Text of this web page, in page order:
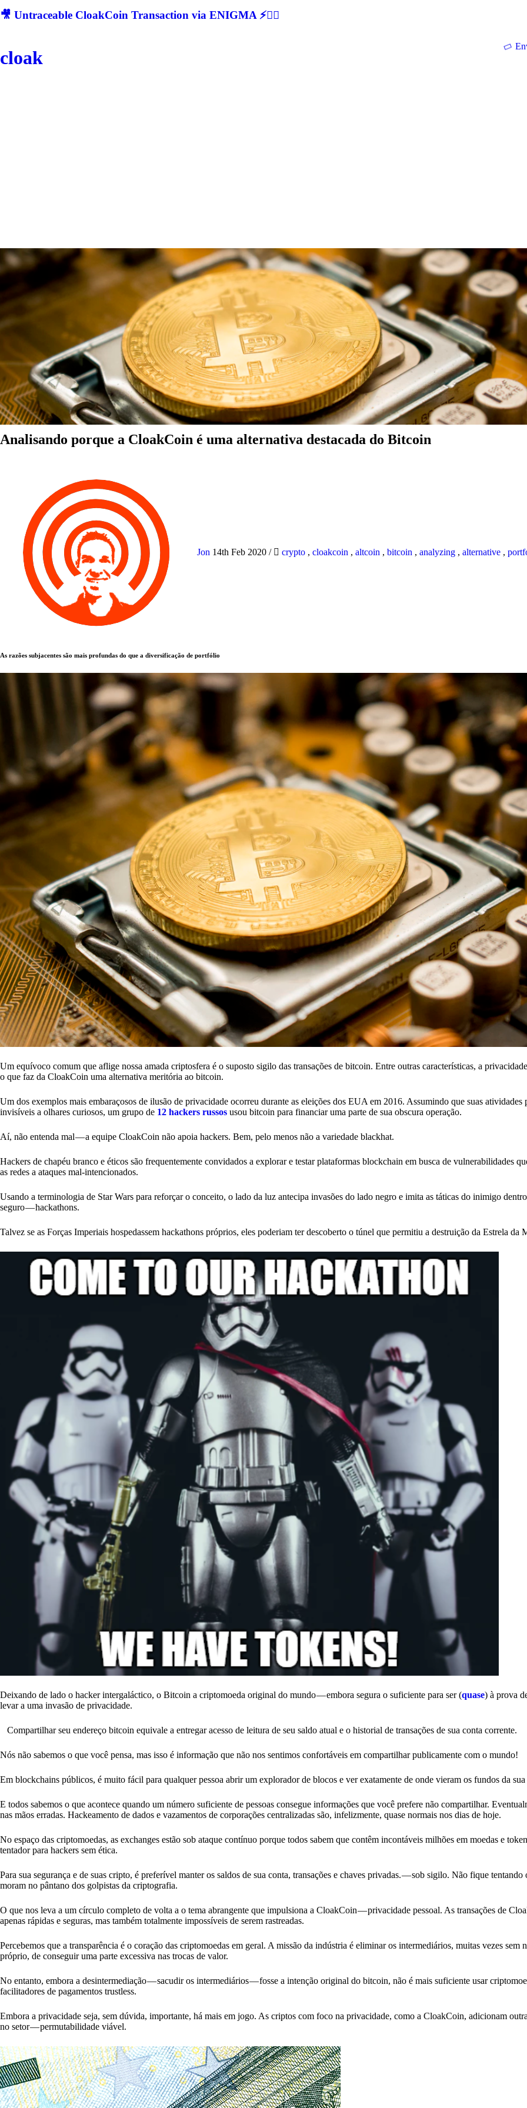
🎥 Untraceable CloakCoin Transaction via ENIGMA ⚡🕵‍♂
cloak
Analisando porque a CloakCoin é uma alternativa destacada do Bitcoin
Jon 14th Feb 2020 / crypto , cloakcoin , altcoin , bitcoin , analyzing , alternative ,
As razões subjacentes são mais profundas do que a diversificação de portfólio
Um equívoco comum que aflige nossa amada criptosfera é o suposto sigilo das transações de bitcoin. Entre outras características, a
o que faz da CloakCoin uma alternativa meritória ao bitcoin.
Um dos exemplos mais embaraçosos de ilusão de privacidade ocorreu durante as eleições dos EUA em 2016. Assumindo que suas atividades
invisíveis a olhares curiosos, um grupo de 12 hackers russos usou bitcoin para financiar uma parte de sua obscura operação.
Aí, não entenda mal — a equipe CloakCoin não apoia hackers. Bem, pelo menos não a variedade blackhat.
Hackers de chapéu branco e éticos são frequentemente convidados a explorar e testar plataformas blockchain em busca de vulnerabilidades
as redes a ataques mal-intencionados.
Usando a terminologia de Star Wars para reforçar o conceito, o lado da luz antecipa invasões do lado negro e imita as táticas do inimigo
seguro — hackathons.
Talvez se as Forças Imperiais hospedassem hackathons próprios, eles poderiam ter descoberto o túnel que permitiu a destruição da Estrela da
Deixando de lado o hacker intergaláctico, o Bitcoin a criptomoeda original do mundo — embora segura o suficiente para ser (quase) à prova
levar a uma invasão de privacidade.
Compartilhar seu endereço bitcoin equivale a entregar acesso de leitura de seu saldo atual e o historial de transações de sua conta corrente.
Nós não sabemos o que você pensa, mas isso é informação que não nos sentimos confortáveis em compartilhar publicamente com o mundo!
Em blockchains públicos, é muito fácil para qualquer pessoa abrir um explorador de blocos e ver exatamente de onde vieram os fundos da
E todos sabemos o que acontece quando um número suficiente de pessoas consegue informações que você prefere não compartilhar.
nas mãos erradas. Hackeamento de dados e vazamentos de corporações centralizadas são, infelizmente, quase normais nos dias de hoje.
No espaço das criptomoedas, as exchanges estão sob ataque contínuo porque todos sabem que contêm incontáveis milhões em moedas e
tentador para hackers sem ética.
Para sua segurança e de suas cripto, é preferível manter os saldos de sua conta, transações e chaves privadas. — sob sigilo. Não fique tentando
moram no pântano dos golpistas da criptografia.
O que nos leva a um círculo completo de volta a o tema abrangente que impulsiona a CloakCoin — privacidade pessoal. As transações de
apenas rápidas e seguras, mas também totalmente impossíveis de serem rastreadas.
Percebemos que a transparência é o coração das criptomoedas em geral. A missão da indústria é eliminar os intermediários, muitas vezes sem
próprio, de conseguir uma parte excessiva nas trocas de valor.
No entanto, embora a desintermediação — sacudir os intermediários — fosse a intenção original do bitcoin, não é mais suficiente usar
facilitadores de pagamentos trustless.
Embora a privacidade seja, sem dúvida, importante, há mais em jogo. As criptos com foco na privacidade, como a CloakCoin, adicionam
no setor — permutabilidade viável.